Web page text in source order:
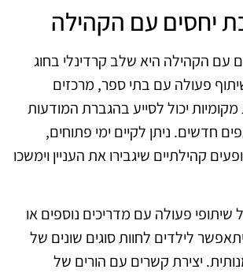
יחסים עם הקהילה
עם הקהילה היא שלב קרדינלי בחוג
לגילאי 6-8. שיתוף פעולה עם בתי ספר, מרכזים
מקומיות יכול לסייע בהגברת המודעות
חדשים. ניתן לקיים ימי פתוחים,
קהילתיים שיגבירו את העניין וימשכו
שיתופי פעולה עם מדריכים נוספים או
לילדים לחוות סוגים שונים של
יצירת קשרים עם הורים של